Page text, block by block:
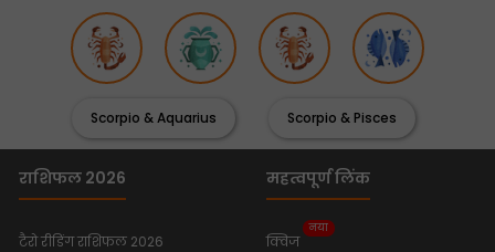
Scorpio & Aquarius Scorpio & Pisces
राशिफल 2026
टैरो रीडिंग राशिफल 2026
महत्वपूर्ण लिंक
क्विज
नया